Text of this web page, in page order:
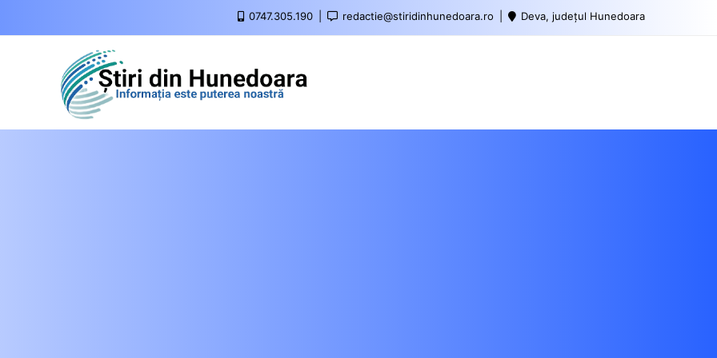
0747.305.190 redactie@stiridinhunedoara.ro Deva, județul Hunedoara